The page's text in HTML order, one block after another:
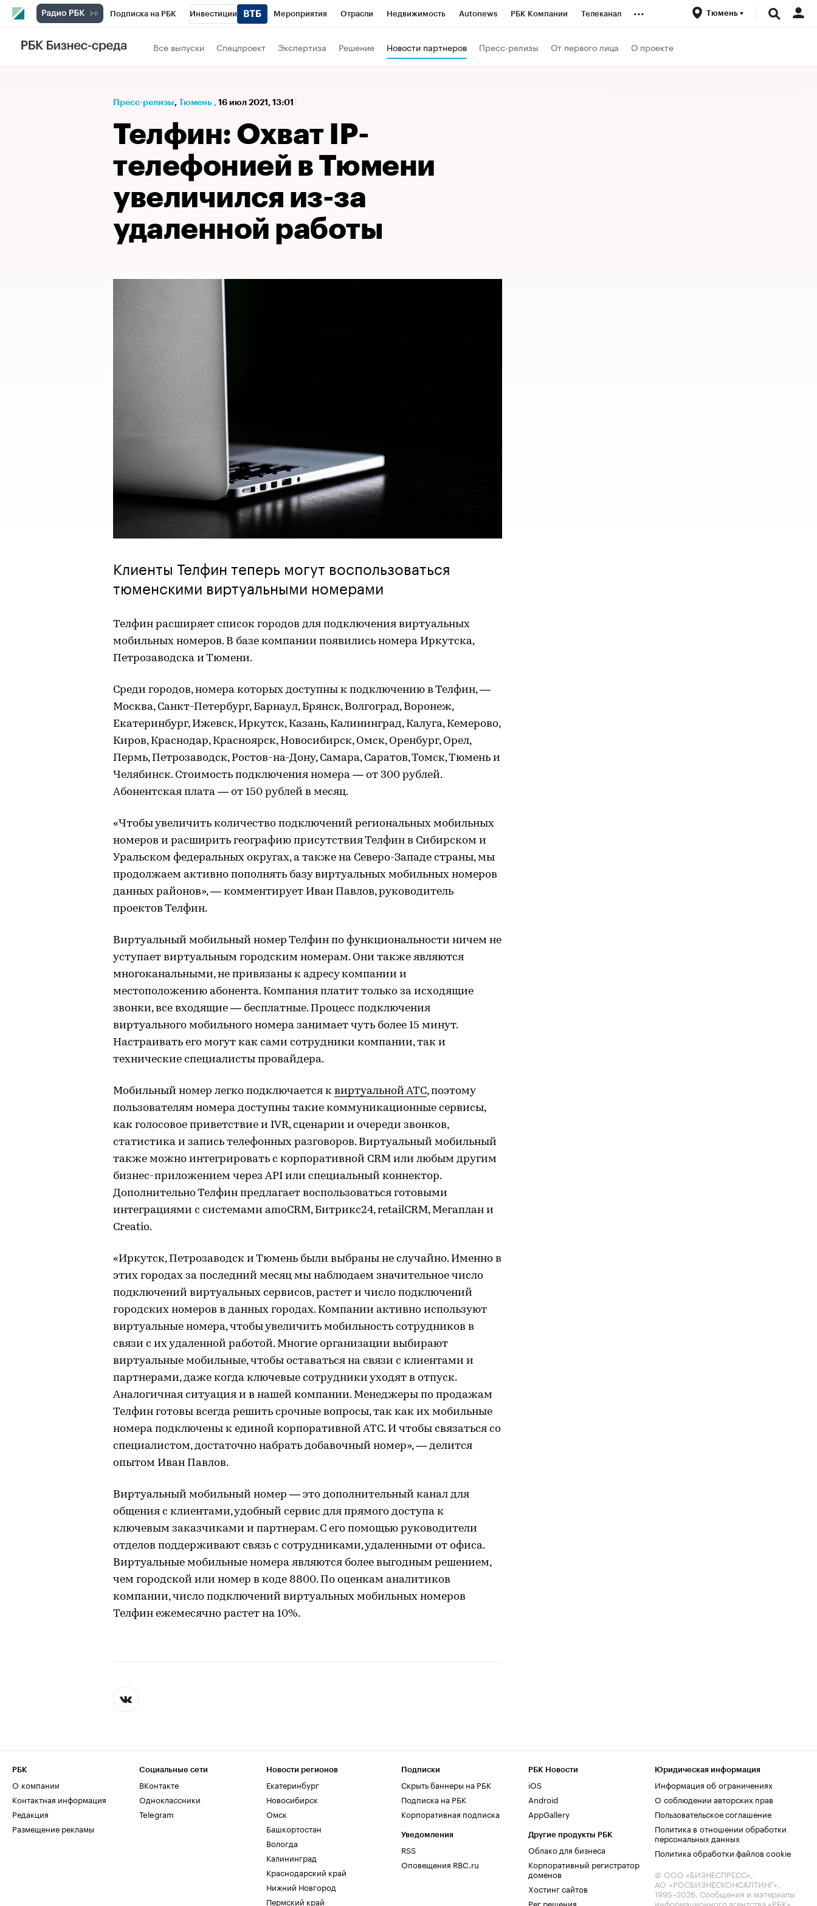
Подписка на РБК Инвестиции Мероприятия Отрасли Недвижимость Autonews РБК Компании Телеканал
РБК Вино
Проверка контрагентов Политика Бизнес
... Тюмень
Все выпуски Спецпроект Экспертиза Решение Новости партнеров Пресс-релизы От первого лица О проекте
Пресс-релизы⁠, Тюмень , 16 июл 2021, 13:01
Телфин: Охват IP-
телефонией в Тюмени
увеличился из-за
удаленной работы
Клиенты Телфин теперь могут воспользоваться
тюменскими виртуальными номерами
Телфин расширяет список городов для подключения виртуальных
мобильных номеров. В базе компании появились номера Иркутска,
Петрозаводска и Тюмени.
Среди городов, номера которых доступны к подключению в Телфин, —
Москва, Санкт-Петербург, Барнаул, Брянск, Волгоград, Воронеж,
Екатеринбург, Ижевск, Иркутск, Казань, Калининград, Калуга, Кемерово,
Киров, Краснодар, Красноярск, Новосибирск, Омск, Оренбург, Орел,
Пермь, Петрозаводск, Ростов-на-Дону, Самара, Саратов, Томск, Тюмень и
Челябинск. Стоимость подключения номера — от 300 рублей.
Абонентская плата — от 150 рублей в месяц.
«Чтобы увеличить количество подключений региональных мобильных
номеров и расширить географию присутствия Телфин в Сибирском и
Уральском федеральных округах, а также на Северо-Западе страны, мы
продолжаем активно пополнять базу виртуальных мобильных номеров
данных районов», — комментирует Иван Павлов, руководитель
проектов Телфин.
Виртуальный мобильный номер Телфин по функциональности ничем не
уступает виртуальным городским номерам. Они также являются
многоканальными, не привязаны к адресу компании и
местоположению абонента. Компания платит только за исходящие
звонки, все входящие — бесплатные. Процесс подключения
виртуального мобильного номера занимает чуть более 15 минут.
Настраивать его могут как сами сотрудники компании, так и
технические специалисты провайдера.
Мобильный номер легко подключается к виртуальной АТС, поэтому
пользователям номера доступны такие коммуникационные сервисы,
как голосовое приветствие и IVR, сценарии и очереди звонков,
статистика и запись телефонных разговоров. Виртуальный мобильный
также можно интегрировать с корпоративной CRM или любым другим
бизнес-приложением через API или специальный коннектор.
Дополнительно Телфин предлагает воспользоваться готовыми
интеграциями с системами amoCRM, Битрикс24, retailCRM, Мегаплан и
Creatio.
«Иркутск, Петрозаводск и Тюмень были выбраны не случайно. Именно в
этих городах за последний месяц мы наблюдаем значительное число
подключений виртуальных сервисов, растет и число подключений
городских номеров в данных городах. Компании активно используют
виртуальные номера, чтобы увеличить мобильность сотрудников в
связи с их удаленной работой. Многие организации выбирают
виртуальные мобильные, чтобы оставаться на связи с клиентами и
партнерами, даже когда ключевые сотрудники уходят в отпуск.
Аналогичная ситуация и в нашей компании. Менеджеры по продажам
Телфин готовы всегда решить срочные вопросы, так как их мобильные
номера подключены к единой корпоративной АТС. И чтобы связаться со
специалистом, достаточно набрать добавочный номер», — делится
опытом Иван Павлов.
Виртуальный мобильный номер — это дополнительный канал для
общения с клиентами, удобный сервис для прямого доступа к
ключевым заказчиками и партнерам. С его помощью руководители
отделов поддерживают связь с сотрудниками, удаленными от офиса.
Виртуальные мобильные номера являются более выгодным решением,
чем городской или номер в коде 8800. По оценкам аналитиков
компании, число подключений виртуальных мобильных номеров
Телфин ежемесячно растет на 10%.
РБК
О компании
Контактная информация
Редакция
Размещение рекламы
Социальные сети
ВКонтакте
Одноклассники
Telegram
Новости регионов
Екатеринбург
Новосибирск
Омск
Башкортостан
Вологда
Калининград
Краснодарский край
Нижний Новгород
Пермский край
Подписки
Скрыть баннеры на РБК
Подписка на РБК
Корпоративная подписка
Уведомления
RSS
Оповещения RBC.ru
РБК Новости
iOS
Android
AppGallery
Другие продукты РБК
Облако для бизнеса
Корпоративный регистратор
доменов
Хостинг сайтов
Рег.решения
Юридическая информация
Информация об ограничениях
О соблюдении авторских прав
Пользовательское соглашение
Политика в отношении обработки
персональных данных
Политика обработки файлов cookie
© ООО «БИЗНЕСПРЕСС»,
АО «РОСБИЗНЕСКОНСАЛТИНГ»,
1995–2026. Сообщения и материалы
информационного агентства «РБК»